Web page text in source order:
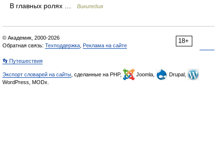
В главных ролях …
Википедия
18+
© Академик, 2000-2026
Обратная связь: Техподдержка Реклама на сайте
👣 Путешествия
Экспорт словарей на сайты , сделанные на PHP, Joomla,
Drupal,
WordPress, MODx.